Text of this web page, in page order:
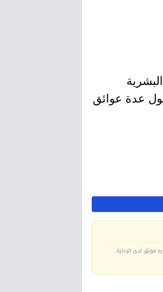
عدة عوائق
موثق لدى الإدارة.